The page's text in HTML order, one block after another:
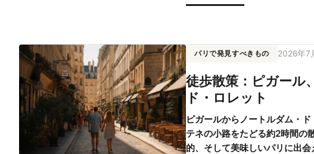
パリで発見すべきもの 2026年7
徒歩散策：ピガール
ド・ロレット
ピガールからノートルダム・
テネの小路をたどる約2時間の
的、そして美味しいパリに出会